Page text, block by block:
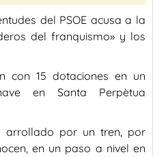
del PSOE acusa a la
del franquismo» y los
con 15 dotaciones en un
en Santa Perpètua
arrollado por un tren, por
en un paso a nivel en